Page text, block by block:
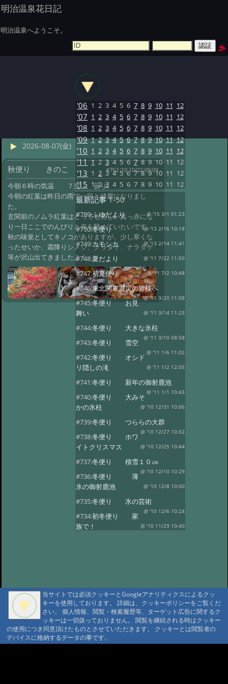
明治温泉花日記
明治温泉へようこそ。
2026-08-07(金)
秋便り きのこ #762 '10 10/22 09:09
今朝６時の気温 ７度 曇り
今朝の紅葉は昨日の雨で一段と綺麗になりまし
た。
玄関前のノムラ紅葉はとっても美しい真っ赤にな
り一日ここでのんびりと赤を眺めていたいです。
秋の味覚としてキノコがありますが、少し寒くな
ったせいか、霜降りシメジ、クリタケ、ナラタケ
等が沢山出てきましたよ！
'06 1 2 3 4 5 6 7 8 9 10 11 12
'07 1 2 3 4 5 6 7 8 9 10 11 12
'08 1 2 3 4 5 6 7 8 9 10 11 12
'09 1 2 3 4 5 6 7 8 9 10 11 12
'10 1 2 3 4 5 6 7 8 9 10 11 12
'11 1 2 3 4 5 6 7 8 9 10 11 12
'13 1 2 3 4 5 6 7 8 9 10 11 12
'15 1 2 3 4 5 6 7 8 9 10 11 12
最新記事1-50
#789:ふゆだより @ '15 3/1 01:23
#750:冬便り @ '13 2/16 10:18
#749:カモシカ @ '13 2/14 11:41
#748:夏だより @ '11 7/22 11:50
#747:初夏便り @ '11 7/2 10:48
#746:東北関東震災の皆様へ
@ '11 3/20 11:08
#745:冬便り お見
舞い
@ '11 3/14 11:23
#744:冬便り 大きな氷柱
@ '11 3/10 08:58
#743:冬便り 雪空
@ '11 1/6 11:02
#742:冬便り オシド
リ隠しの滝
@ '11 1/2 12:05
#741:冬便り 新年の御射鹿池
@ '11 1/1 10:43
#740:冬便り 大みそ
かの氷柱
@ '10 12/31 10:06
#739:冬便り つららの大群
@ '10 12/27 10:32
#738:冬便り ホワ
イトクリスマス
@ '10 12/25 10:44
#737:冬便り 積雪１０㎝
@ '10 12/10 10:29
#736:冬便り 薄
氷の御射鹿池
@ '10 12/8 10:00
#735:冬便り 氷の芸術
@ '10 12/6 10:24
#734:初冬便り 家
族で！
@ '10 11/29 10:40
#730:初冬便り 御柱
@ '10 11/6 10:28
#729: 初冬便り 初
冠雪
@ '10 11/5 12:36
#728:初冬便り 哀愁
@ '10 11/3 10:13
当サイトでは必須クッキーとGoogleアナリティクスによるクッ
キーを使用しております。 詳細は、クッキーポリシーをご覧くだ
さい。 個人情報、閲覧・検索履歴等、ターゲット広告に関するク
ッキーは一切扱っておりません。 閲覧を継続される時はクッキー
の使用につき同意頂けたものとさせていただきます。 クッキーとは閲覧者の
デバイスに格納するデータの事です。